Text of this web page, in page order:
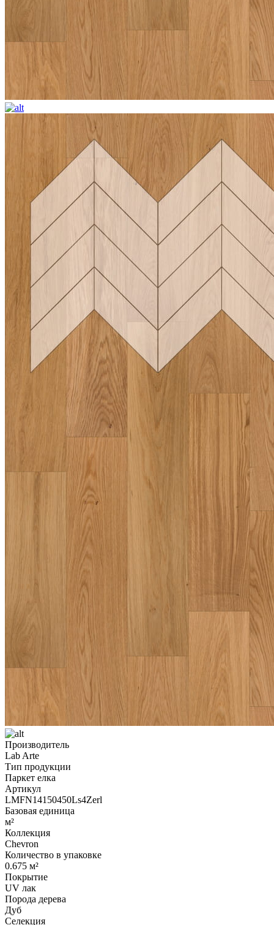
Производитель
Lab Arte
Тип продукции
Паркет елка
Артикул
LMFN14150450Ls4Zerl
Базовая единица
м²
Коллекция
Chevron
Количество в упаковке
0.675 м²
Покрытие
UV лак
Порода дерева
Дуб
Селекция